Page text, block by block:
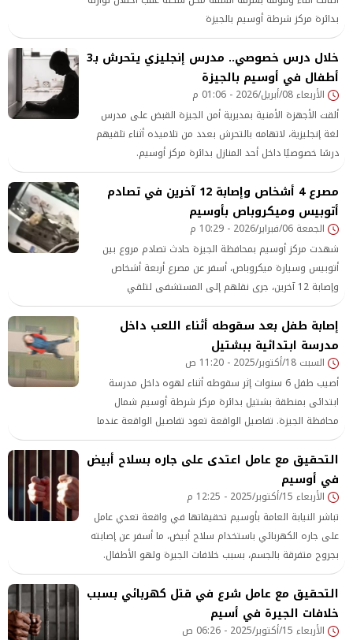
بدائرة مركز شرطة أوسيم بالجيزة
خلال درس خصوصي.. مدرس إنجليزي يتحرش بـ3
أطفال في أوسيم بالجيزة
الأربعاء 08/أبريل/2026 - 01:06 م
ألقت الأجهزة الأمنية بمديرية أمن الجيزة القبض على مدرس
لغة إنجليزية، لاتهامه بالتحرش بعدد من تلاميذه أثناء تلقيهم
درسًا خصوصيًا داخل أحد المنازل بدائرة مركز أوسيم.
مصرع 4 أشخاص وإصابة 12 آخرين في تصادم
أتوبيس وميكروباص بأوسيم
الجمعة 06/فبراير/2026 - 10:29 م
شهدت مركز أوسيم بمحافظة الجيزة حادث تصادم مروع بين
أتوبيس وسيارة ميكروباص، أسفر عن مصرع أربعة أشخاص
وإصابة 12 آخرين، جرى نقلهم إلى المستشفى لتلقي
الإسعافات اللازمة
إصابة طفل بعد سقوطه أثناء اللعب داخل
مدرسة ابتدائية ببشتيل
السبت 18/أكتوبر/2025 - 11:20 ص
أصيب طفل 6 سنوات إثر سقوطه أثناء لهوه داخل مدرسة
ابتدائى بمنطقة بشتيل بدائرة مركز شرطة أوسيم شمال
محافظة الجيزة. تفاصيل الواقعة تعود تفاصيل الواقعة عندما
تلقت الأجهزة الأمنية بمديرية أمن الجيزة،
التحقيق مع عامل اعتدى على جاره بسلاح أبيض
في أوسيم
الأربعاء 15/أكتوبر/2025 - 12:25 م
تباشر النيابة العامة بأوسيم تحقيقاتها في واقعة تعدي عامل
على جاره الكهربائي باستخدام سلاح أبيض، ما أسفر عن إصابته
بجروح متفرقة بالجسم، بسبب خلافات الجيرة ولهو الأطفال.
التحقيق مع عامل شرع في قتل كهربائي بسبب
خلافات الجيرة في أسيم
الأربعاء 15/أكتوبر/2025 - 06:26 ص